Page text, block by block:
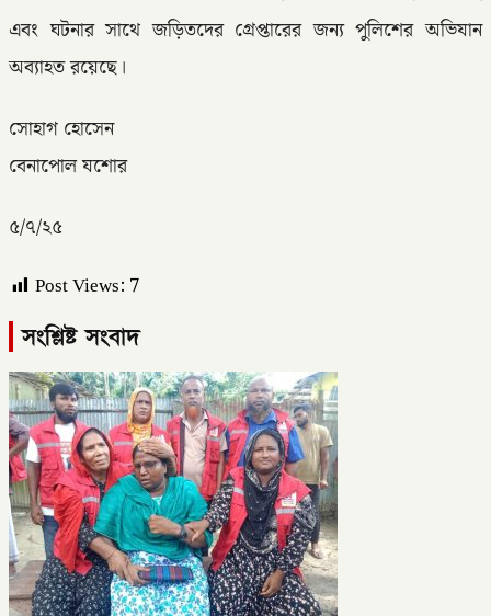
এবং ঘটনার সাথে জড়িতদের গ্রেপ্তারের জন্য পুলিশের অভিযান
অব্যাহত রয়েছে।
সোহাগ হোসেন
বেনাপোল যশোর
৫/৭/২৫
Post Views: 7
সংশ্লিষ্ট সংবাদ